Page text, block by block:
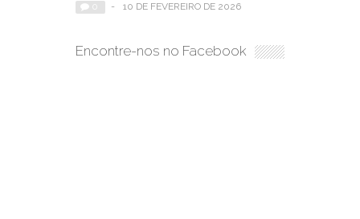
- 10 DE FEVEREIRO DE 2026
Encontre-nos no Facebook